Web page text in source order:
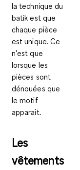
la technique du
batik est que
chaque pièce
est unique. Ce
n'est que
lorsque les
pièces sont
dénouées que
le motif
apparait.
Les
vêtements